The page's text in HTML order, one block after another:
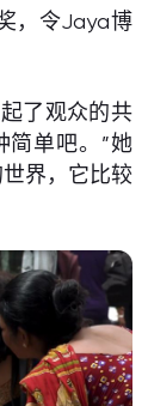
，令Jaya博
了观众的共
简单吧。”她
界，它比较